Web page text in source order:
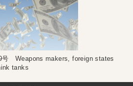
号 Weapons makers, foreign states
tanks